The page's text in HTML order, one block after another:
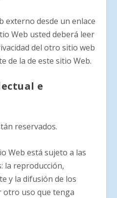
externo desde un enlace
Web usted deberá leer
del otro sitio web
de la de este sitio Web.
e
reservados.
Web está sujeto a las
la reproducción,
y la difusión de los
otro uso que tenga